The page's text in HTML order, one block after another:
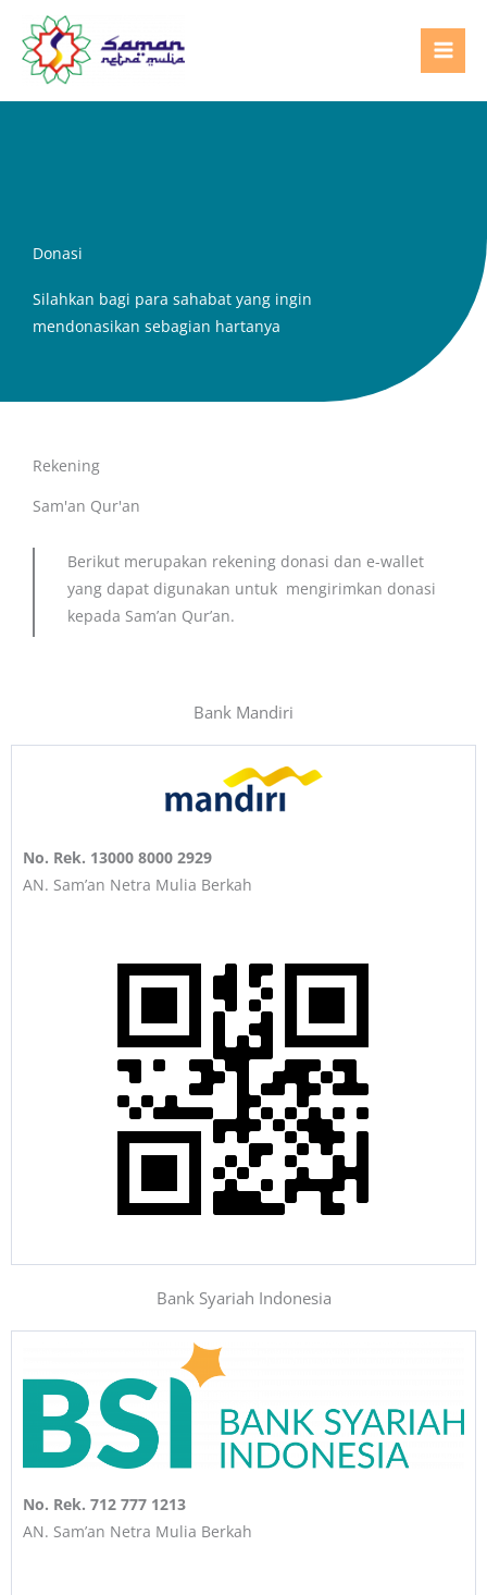
Lewati
konten
Donasi
Silahkan bagi para sahabat yang ingin
mendonasikan sebagian hartanya
Rekening
Sam'an Qur'an
Berikut merupakan rekening donasi dan e-wallet
yang dapat digunakan untuk mengirimkan donasi
kepada Sam’an Qur’an.
Bank Mandiri
No. Rek. 13000 8000 2929
AN. Sam’an Netra Mulia Berkah
Bank Syariah Indonesia
No. Rek. 712 777 1213
AN. Sam’an Netra Mulia Berkah